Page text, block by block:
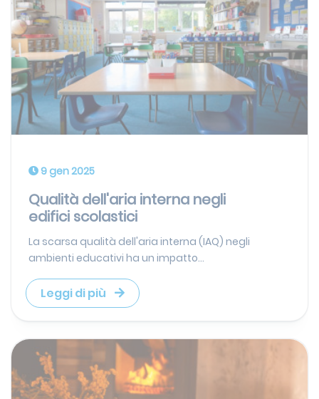
9 gen 2025
Qualità dell'aria interna negli
edifici scolastici
La scarsa qualità dell'aria interna (IAQ) negli
ambienti educativi ha un impatto...
Leggi di più